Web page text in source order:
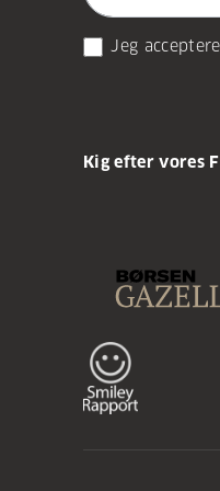
Jeg
Kig efter vores